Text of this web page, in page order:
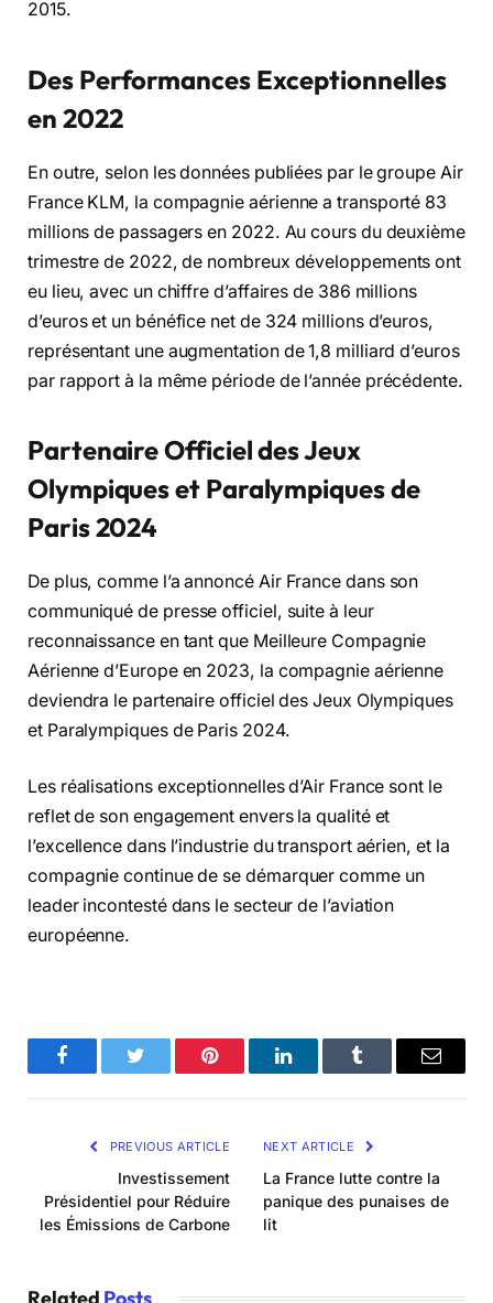
2015.
Des Performances Exceptionnelles
en 2022
En outre, selon les données publiées par le groupe Air
France KLM, la compagnie aérienne a transporté 83
millions de passagers en 2022. Au cours du deuxième
trimestre de 2022, de nombreux développements ont
eu lieu, avec un chiffre d’affaires de 386 millions
d’euros et un bénéfice net de 324 millions d’euros,
représentant une augmentation de 1,8 milliard d’euros
par rapport à la même période de l’année précédente.
Partenaire Officiel des Jeux
Olympiques et Paralympiques de
Paris 2024
De plus, comme l’a annoncé Air France dans son
communiqué de presse officiel, suite à leur
reconnaissance en tant que Meilleure Compagnie
Aérienne d’Europe en 2023, la compagnie aérienne
deviendra le partenaire officiel des Jeux Olympiques
et Paralympiques de Paris 2024.
Les réalisations exceptionnelles d’Air France sont le
reflet de son engagement envers la qualité et
l’excellence dans l’industrie du transport aérien, et la
compagnie continue de se démarquer comme un
leader incontesté dans le secteur de l’aviation
européenne.
FacebookTwitter Pinterest LinkedInTumblr Email
PREVIOUS ARTICLE
Investissement
Présidentiel pour Réduire
les Émissions de Carbone
NEXT ARTICLE
La France lutte contre la
panique des punaises de
lit
Related Posts